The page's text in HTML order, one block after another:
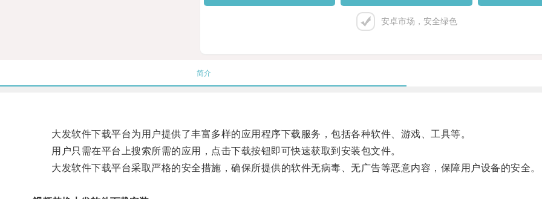
安卓市场，安全绿色
简介
大发软件下载平台为用户提供了丰富多样的应用程序下载服务，包括各种软件、游戏、工具等。
用户只需在平台上搜索所需的应用，点击下载按钮即可快速获取到安装包文件。
大发软件下载平台采取严格的安全措施，确保所提供的软件无病毒、无广告等恶意内容，保障用户设备的安全。